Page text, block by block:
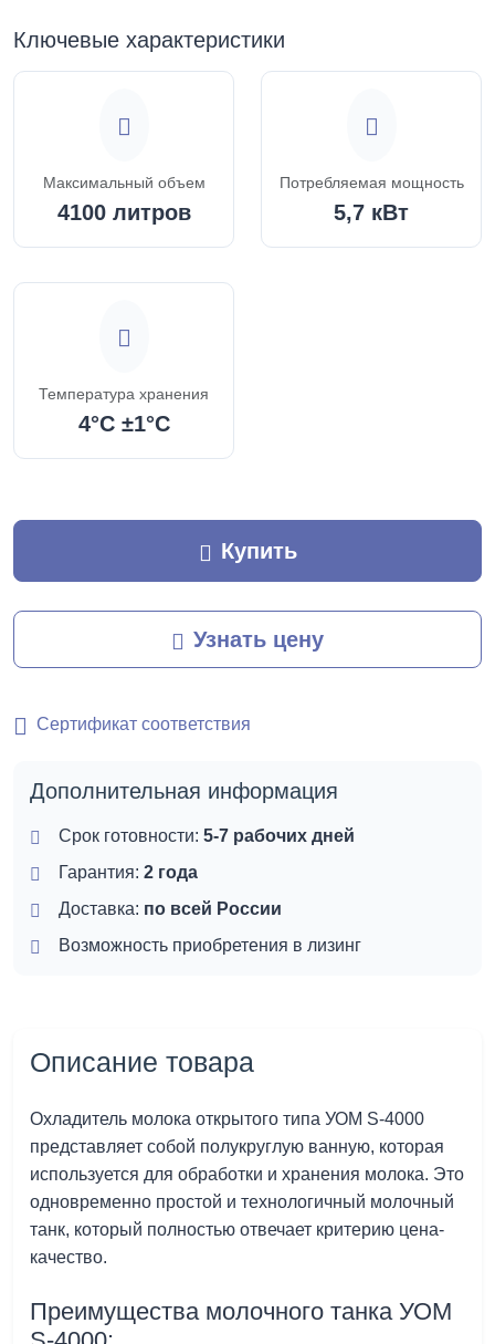
Ключевые характеристики
Максимальный объем
4100 литров
Потребляемая мощность
5,7 кВт
Температура хранения
4°C ±1°C
Купить
Узнать цену
Сертификат соответствия
Дополнительная информация
Срок готовности: 5-7 рабочих дней
Гарантия: 2 года
Доставка: по всей России
Возможность приобретения в лизинг
Описание товара
Охладитель молока открытого типа УОМ S-4000
представляет собой полукруглую ванную, которая
используется для обработки и хранения молока. Это
одновременно простой и технологичный молочный
танк, который полностью отвечает критерию цена-
качество.
Преимущества молочного танка УОМ